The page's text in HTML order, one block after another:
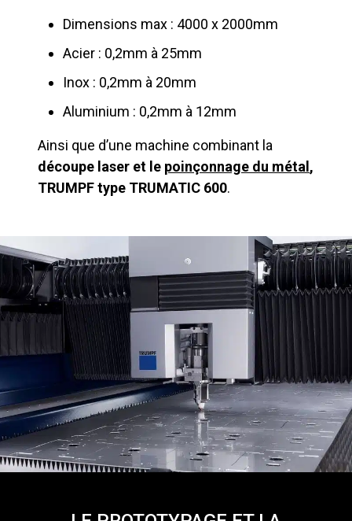
Dimensions max : 4000 x 2000mm
Acier : 0,2mm à 25mm
Inox : 0,2mm à 20mm
Aluminium : 0,2mm à 12mm
Ainsi que d’une machine combinant la
découpe laser et le poinçonnage du métal ,
TRUMPF type TRUMATIC 600.